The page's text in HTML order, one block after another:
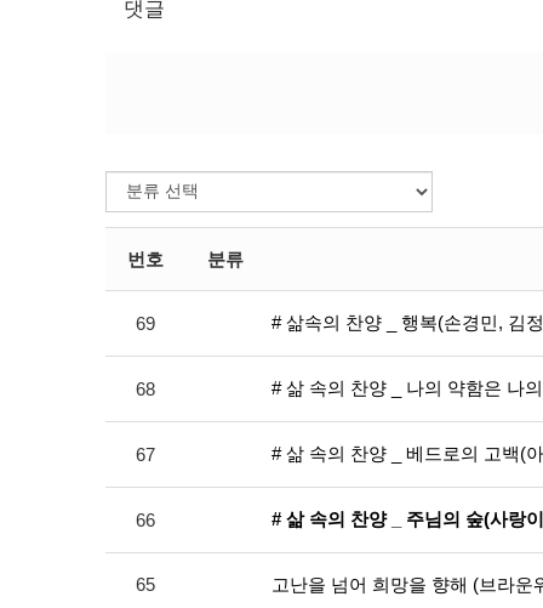
댓글
번호 분류
69 # 삶속의 찬양 _ 행복(손경민, 김
68 # 삶 속의 찬양 _ 나의 약함은 나
67 # 삶 속의 찬양 _ 베드로의 고백(
66 # 삶 속의 찬양 _ 주님의 숲(사랑
65 고난을 넘어 희망을 향해 (브라운